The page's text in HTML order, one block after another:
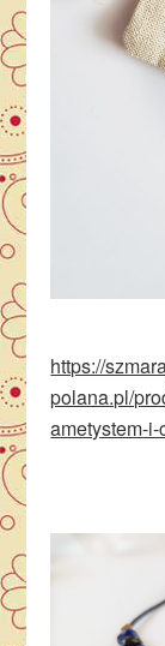
https://
polana.pl/
ametystem-